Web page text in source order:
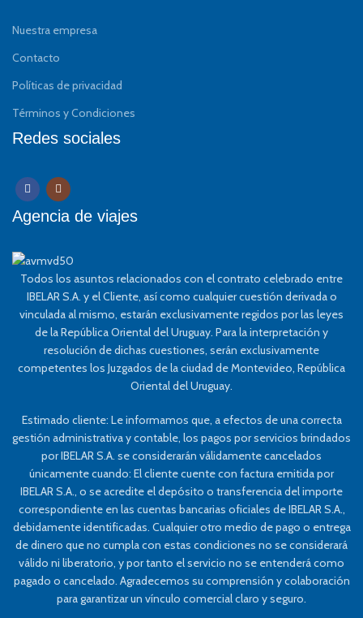
Nuestra empresa
Contacto
Políticas de privacidad
Términos y Condiciones
Redes sociales
Agencia de viajes
Todos los asuntos relacionados con el contrato celebrado entre
IBELAR S.A. y el Cliente, así como cualquier cuestión derivada o
vinculada al mismo, estarán exclusivamente regidos por las leyes
de la República Oriental del Uruguay. Para la interpretación y
resolución de dichas cuestiones, serán exclusivamente
competentes los Juzgados de la ciudad de Montevideo, República
Oriental del Uruguay.
Estimado cliente: Le informamos que, a efectos de una correcta
gestión administrativa y contable, los pagos por servicios brindados
por IBELAR S.A. se considerarán válidamente cancelados
únicamente cuando: El cliente cuente con factura emitida por
IBELAR S.A., o se acredite el depósito o transferencia del importe
correspondiente en las cuentas bancarias oficiales de IBELAR S.A.,
debidamente identificadas. Cualquier otro medio de pago o entrega
de dinero que no cumpla con estas condiciones no se considerará
válido ni liberatorio, y por tanto el servicio no se entenderá como
pagado o cancelado. Agradecemos su comprensión y colaboración
para garantizar un vínculo comercial claro y seguro.